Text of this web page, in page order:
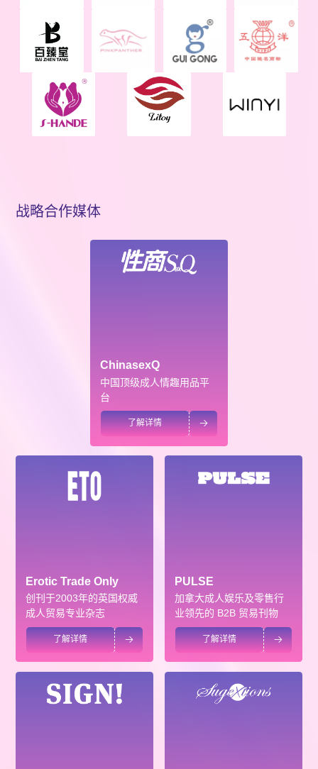
战略合作媒体
ChinasexQ
中国顶级成人情趣用品平
台
了解详情 
Erotic Trade Only
创刊于2003年的英国权威
成人贸易专业杂志
了解详情 
PULSE
加拿大成人娱乐及零售行
业领先的 B2B 贸易刊物
了解详情 